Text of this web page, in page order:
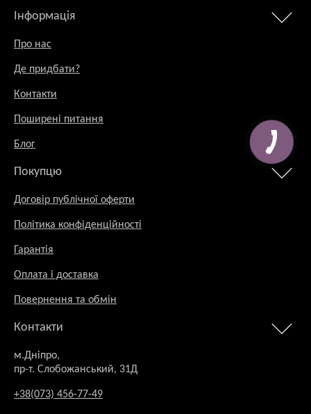
Інформація
Про нас
Де придбати?
Контакти
Поширені питання
Блог
Покупцю
Договір публічної оферти
Політика конфіденційності
Гарантія
Оплата і доставка
Повернення та обмін
Контакти
м.Дніпро,
пр-т. Слобожанський, 31Д
+38(073) 456-77-49